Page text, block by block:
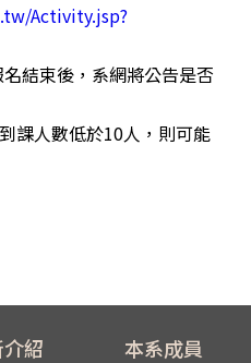
Activity.jsp?
結束後，系網將公告是否
課人數低於10人，則可能
紹 本系成員